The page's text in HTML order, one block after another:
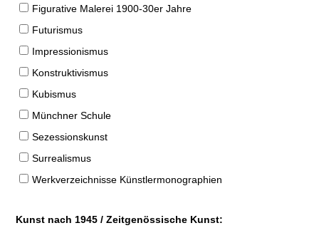
Figurative Malerei 1900-30er Jahre
Futurismus
Impressionismus
Konstruktivismus
Kubismus
Münchner Schule
Sezessionskunst
Surrealismus
Werkverzeichnisse Künstlermonographien
Kunst nach 1945 / Zeitgenössische Kunst: